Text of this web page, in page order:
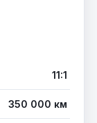
11:1
350 000 км